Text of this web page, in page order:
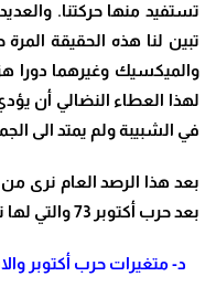
تستفيد منها حركتنا.
تبين لنا هذه الحقيقة
والميكسيك وغيرهما دورا
لهذا العطاء النضالي أن
في الشبيبة ولم يمتد الى
بعد هذا الرصد العام نرى
بعد حرب أكتوبر 73 والتي لها تأثير على وضعنا الراهن
د- متغيرات حرب أكتوبر